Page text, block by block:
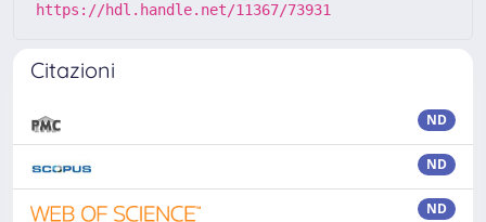
https://hdl.handle.net/11367/73931
Citazioni
ND
ND
ND